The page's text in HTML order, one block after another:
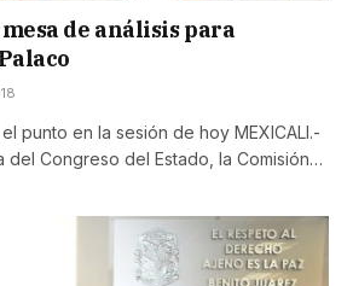
de análisis para
punto en la sesión de hoy MEXICALI.-
del Congreso del Estado, la Comisión…